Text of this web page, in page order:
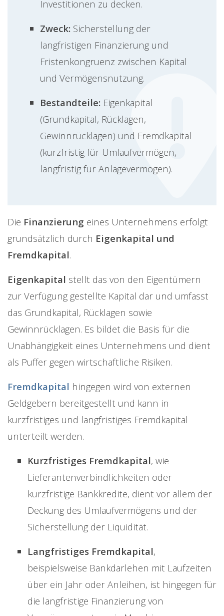
Investitionen zu decken.
Zweck: Sicherstellung der
langfristigen Finanzierung und
Fristenkongruenz zwischen Kapital
und Vermögensnutzung.
Bestandteile: Eigenkapital
(Grundkapital, Rücklagen,
Gewinnrücklagen) und Fremdkapital
(kurzfristig für Umlaufvermögen,
langfristig für Anlagevermögen).
Die Finanzierung eines Unternehmens erfolgt
grundsätzlich durch Eigenkapital und
Fremdkapital.
Eigenkapital stellt das von den Eigentümern
zur Verfügung gestellte Kapital dar und umfasst
das Grundkapital, Rücklagen sowie
Gewinnrücklagen. Es bildet die Basis für die
Unabhängigkeit eines Unternehmens und dient
als Puffer gegen wirtschaftliche Risiken.
Fremdkapital hingegen wird von externen
Geldgebern bereitgestellt und kann in
kurzfristiges und langfristiges Fremdkapital
unterteilt werden.
Kurzfristiges Fremdkapital, wie
Lieferantenverbindlichkeiten oder
kurzfristige Bankkredite, dient vor allem der
Deckung des Umlaufvermögens und der
Sicherstellung der Liquidität.
Langfristiges Fremdkapital,
beispielsweise Bankdarlehen mit Laufzeiten
über ein Jahr oder Anleihen, ist hingegen für
die langfristige Finanzierung von